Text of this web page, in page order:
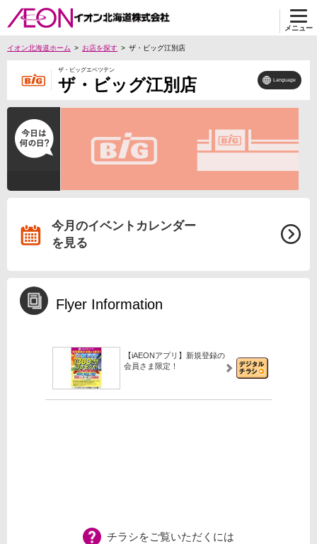
メニュー
イオン北海道ホーム お店を探す ザ・ビッグ江別店
ザ・ビッグエベツテン
ザ・ビッグ江別店 Language
今月のイベントカレンダー
を見る
Flyer Information
【iAEONアプリ】新規登録の
会員さま限定！
チラシをご覧いただくには